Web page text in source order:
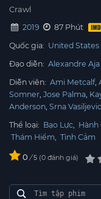
Crawl
2019
87 Phút
Quốc gia: United States
Đạo diễn: Alexandre Aja
Diễn viên: Ami Metcalf
Somner Jose Palma
Anderson Srna
Thể loại: Bạo Lực,
Thám Hiểm, Tình Cảm
0 / 5 0 đánh giá